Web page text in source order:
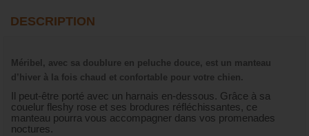
DESCRIPTION
Méribel, avec sa doublure en peluche douce, est un manteau
d’hiver à la fois chaud et confortable pour votre chien.
Il peut-être porté avec un harnais en-dessous. Grâce à sa
couelur fleshy rose et ses brodures réfléchissantes, ce
manteau pourra vous accompagner dans vos promenades
noctures.